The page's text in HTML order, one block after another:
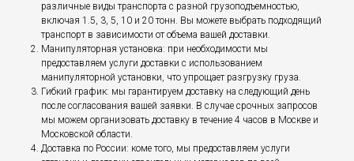
различные виды транспорта с разной грузоподъемностью,
включая 1.5, 3, 5, 10 и 20 тонн. Вы можете выбрать подходящий
транспорт в зависимости от объема вашей доставки.
Манипуляторная установка: при необходимости мы
предоставляем услуги доставки с использованием
манипуляторной установки, что упрощает разгрузку груза.
Гибкий график: мы гарантируем доставку на следующий день
после согласования вашей заявки. В случае срочных запросов
мы можем организовать доставку в течение 4 часов в Москве и
Московской области.
Доставка по России: коме того, мы предоставляем услуги